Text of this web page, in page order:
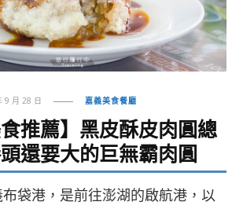
9 月 28 日 嘉義美食餐廳
食推薦】黑皮酥皮肉圓總
還要大的巨無霸肉圓
袋港，是前往澎湖的啟航港，以